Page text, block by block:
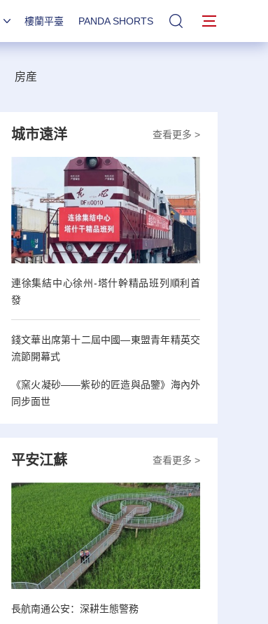
樓蘭平臺 PANDA SHORTS 站內搜索
房産
查看更多 >
城市遠洋
連徐集結中心徐州-塔什幹精品班列順利首
發
錢文華出席第十二屆中國—東盟青年精英交
流節開幕式
《窯火凝砂——紫砂的匠造與品鑒》海內外
同步面世
查看更多 >
平安江蘇
長航南通公安：深耕生態警務